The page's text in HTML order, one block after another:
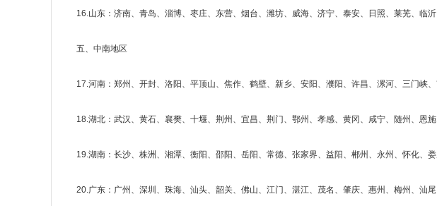
16.山东：济南、青岛、淄博、枣庄、东营、烟台、潍坊、威海、济宁、泰安、日照、莱芜、临沂
五、中南地区
17.河南：郑州、开封、洛阳、平顶山、焦作、鹤壁、新乡、安阳、濮阳、许昌、漯河、三门峡
18.湖北：武汉、黄石、襄樊、十堰、荆州、宜昌、荆门、鄂州、孝感、黄冈、咸宁、随州、恩施
19.湖南：长沙、株洲、湘潭、衡阳、邵阳、岳阳、常德、张家界、益阳、郴州、永州、怀化、娄
20.广东：广州、深圳、珠海、汕头、韶关、佛山、江门、湛江、茂名、肇庆、惠州、梅州、汕